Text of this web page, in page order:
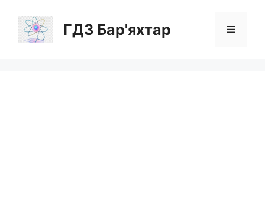
вмісту
ГДЗ Бар'яхтар Меню